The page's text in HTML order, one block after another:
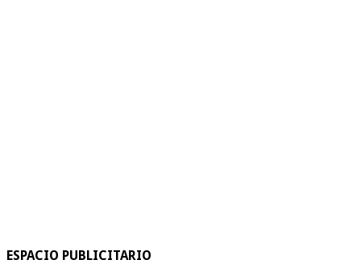
ESPACIO PUBLICITARIO